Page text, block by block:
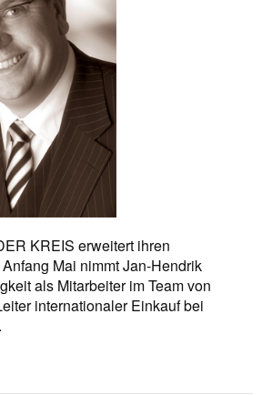
KREIS erweitert ihren
Mai nimmt Jan-Hendrik
als Mitarbeiter im Team von
internationaler Einkauf bei